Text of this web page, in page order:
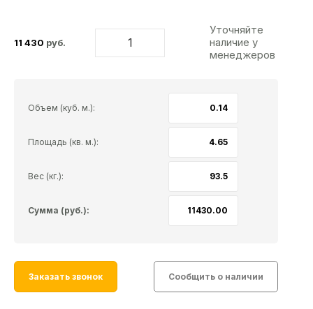
11 430 руб.
Уточняйте
наличие у
менеджеров
Объем (куб. м.):
Площадь (кв. м.):
Вес (кг.):
Сумма (руб.):
Заказать звонок Сообщить о наличии